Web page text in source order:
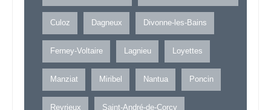
Culoz Dagneux Divonne-les-Bains
Ferney-Voltaire Lagnieu Loyettes
Manziat Miribel Nantua Poncin
Reyrieux Saint-André-de-Corcy